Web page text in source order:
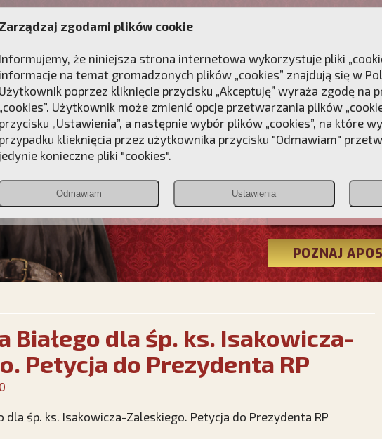
PATRON KAMPANIE DLA DUSZY
Christiana
POZNAJ
Białego dla śp. ks. Isakowicza-
Petycja do Prezydenta RP
Zarządzaj zgodami plików cookie
Informujemy, że niniejsza strona internetowa wykorzystuje pliki
informacje na temat gromadzonych plików „cookies” znajdują się w
Użytkownik poprzez kliknięcie przycisku „Akceptuję” wyraża zgodę na
„cookies”. Użytkownik może zmienić opcje przetwarzania plików
przycisku „Ustawienia”, a następnie wybór plików „cookies”, na które
przypadku klieknięcia przez użytkownika przycisku "Odmawiam"
jedynie konieczne pliki "cookies".
Odmawiam Ustawienia